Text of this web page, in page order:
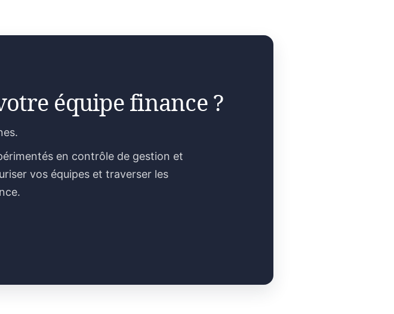
équipe finance ?
en contrôle de gestion et
vos équipes et traverser les